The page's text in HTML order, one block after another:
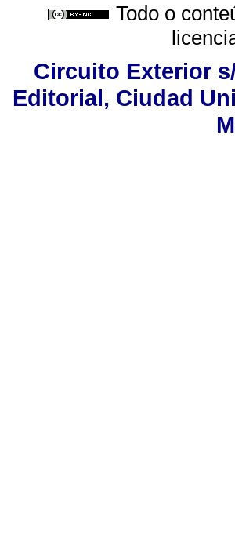
Todo o
Circuito Exterior
Editorial, Ciudad